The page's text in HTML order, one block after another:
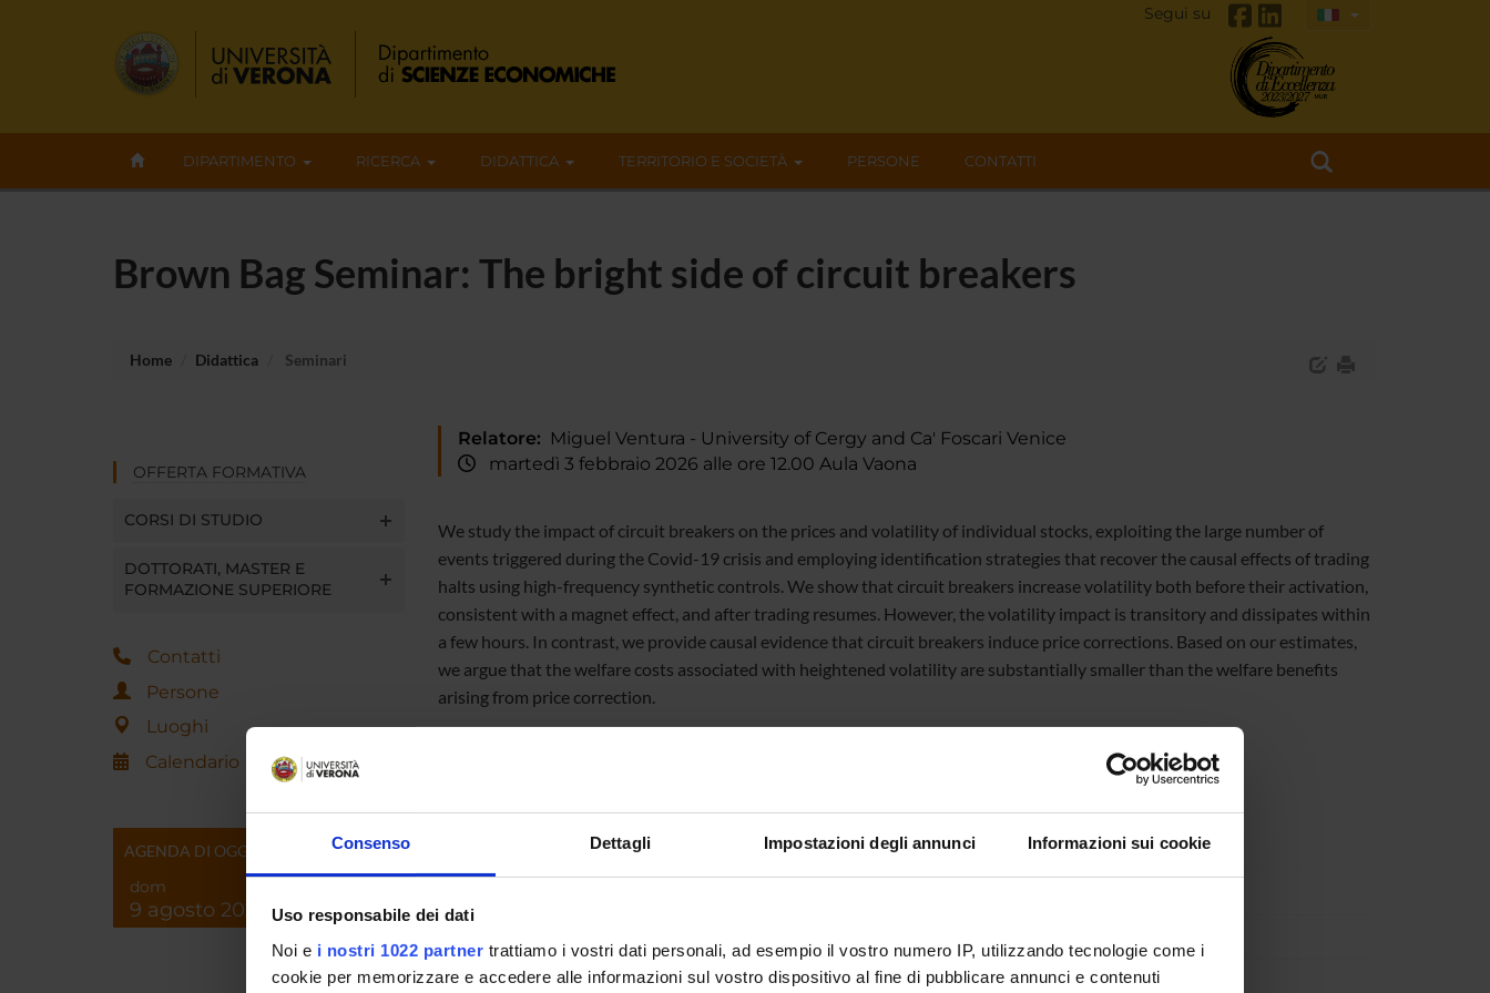
Consenso Dettagli Impostazioni degli annunci Informazioni sui cookie
Uso responsabile dei dati
Noi e i nostri 1022 partner trattiamo i vostri dati personali, ad esempio il vostro numero IP, utilizzando tecnologie come i
cookie per memorizzare e accedere alle informazioni sul vostro dispositivo al fine di pubblicare annunci e contenuti
Segui su
DIPARTIMENTO RICERCA DIDATTICA TERRITORIO E SOCIETÀ PERSONE CONTATTI
Brown Bag Seminar: The bright side of circuit breakers
Home Didattica Seminari
OFFERTA FORMATIVA
CORSI DI STUDIO
DOTTORATI, MASTER E
FORMAZIONE SUPERIORE
Contatti
Persone
Luoghi
Calendario
AGENDA DI OGGI
dom
9 agosto 2026
Relatore: Miguel Ventura - University of Cergy and Ca' Foscari Venice
martedì 3 febbraio 2026 alle ore 12.00 Aula Vaona
We study the impact of circuit breakers on the prices and volatility of individual stocks, exploiting the large number of
events triggered during the Covid-19 crisis and employing identification strategies that recover the causal effects of trading
halts using high-frequency synthetic controls. We show that circuit breakers increase volatility both before their activation,
consistent with a magnet effect, and after trading resumes. However, the volatility impact is transitory and dissipates within
a few hours. In contrast, we provide causal evidence that circuit breakers induce price corrections. Based on our estimates,
we argue that the welfare costs associated with heightened volatility are substantially smaller than the welfare benefits
arising from price correction.